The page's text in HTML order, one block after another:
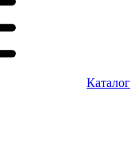
Каталог